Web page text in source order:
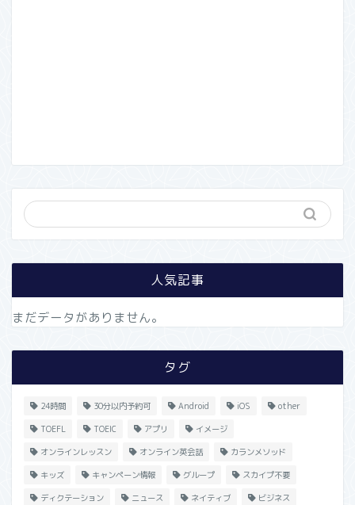
人気記事
まだデータがありません。
タグ
24時間 30分以内予約可 Android iOS other
TOEFL TOEIC アプリ イメージ
オンラインレッスン オンライン英会話 カランメソッド
キッズ キャンペーン情報 グループ スカイプ不要
ディクテーション ニュース ネイティブ ビジネス